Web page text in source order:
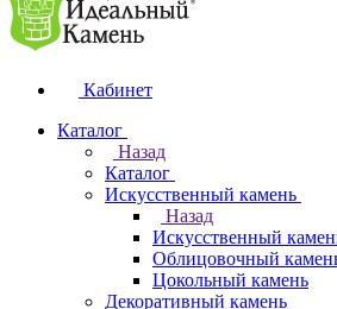
Кабинет
Каталог
Назад
Каталог
Искусственный камень
Назад
Искусственный
Облицовочный
Цокольный камень
Декоративный камень